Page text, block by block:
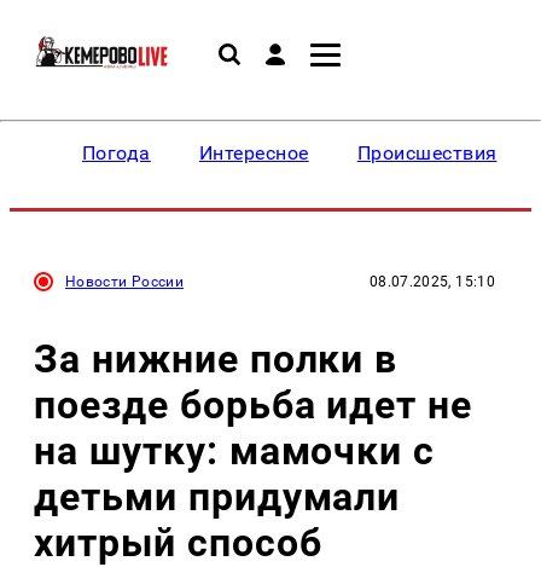
Погода Интересное Происшествия
Новости России 08.07.2025, 15:10
За нижние полки в
поезде борьба идет не
на шутку: мамочки с
детьми придумали
хитрый способ